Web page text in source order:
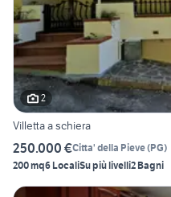
2
Villetta a schiera
250.000 €Citta' della Pieve(PG)
200 mq6 LocaliSu più livelli2 Bagni